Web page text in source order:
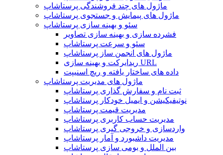
ماژول های چند فروشندگی پرستاشاپ
ماژول های پیمایش و جستجوی پرستاشاپ
سئو و بهینه سازی پرستاشاپ
فشرده سازی و بهینه سازی تصاویر
سئو و سرعت پرستاشاپ
ماژول های انجمن ساز پرستاشاپ
ریدایرکت و بهینه سازی URL
داده های ساختار یافته و ریچ اسنیپت
ماژول های مدیریت پرستاشاپ
ثبت نام و سفارش گذاری پرستاشاپ
نوتیفیکیشن و ایمیل خودکار پرستاشاپ
مدیریت قیمت پرستاشاپ
مدیریت حساب کاربری پرستاشاپ
واردسازی و خروجی گیری پرستاشاپ
مدیریت داشبورد و آمار پرستاشاپ
بین الملل و بومی سازی پرستاشاپ